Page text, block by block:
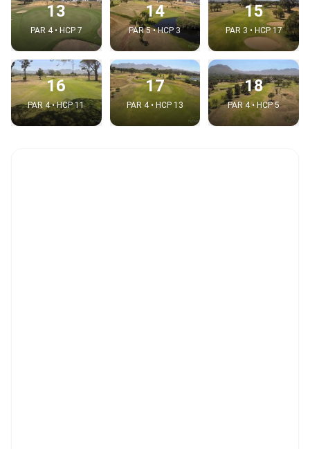
13
PAR 4 • HCP 7
14
PAR 5 • HCP 3
15
PAR 3 • HCP 17
16
PAR 4 • HCP 11
17
PAR 4 • HCP 13
18
PAR 4 • HCP 5